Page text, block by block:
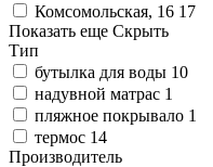
Комсомольская, 16 17
Показать еще Скрыть
Тип
бутылка для воды 10
надувной матрас 1
пляжное покрывало 1
термос 14
Производитель